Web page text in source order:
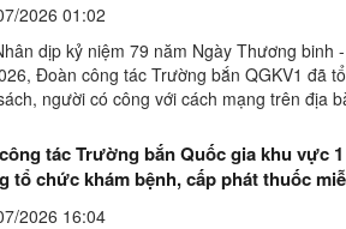
2026 01:02
dịp kỷ niệm 79 năm Ngày Thương binh -
Đoàn công tác Trường bắn QGKV1 đã
người có công với cách mạng trên
tác Trường bắn Quốc gia khu vực
tổ chức khám bệnh, cấp phát thuốc
người nghèo trên địa bàn xã Xuân
2026 16:04